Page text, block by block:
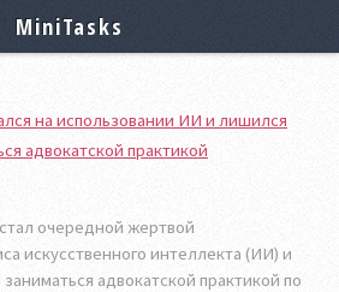
на использовании ИИ и лишился
адвокатской практикой
очередной жертвой
искусственного интеллекта (ИИ) и
адвокатской практикой по
MiniTasks